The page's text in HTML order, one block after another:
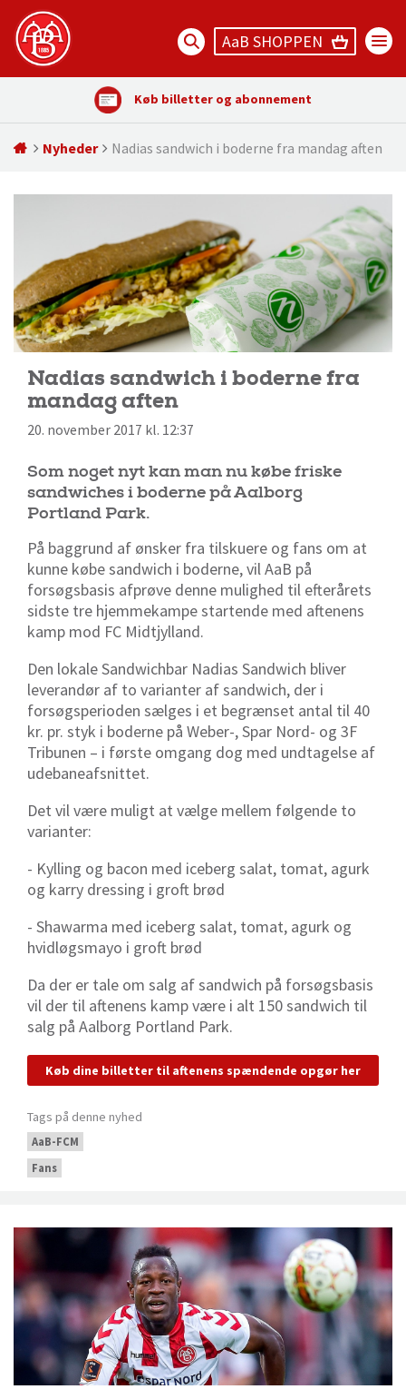
AaB SHOPPEN
Køb billetter og abonnement
Nyheder Nadias sandwich i boderne fra mandag aften
Nadias sandwich i boderne fra
mandag aften
20. november 2017 kl. 12:37
Som noget nyt kan man nu købe friske
sandwiches i boderne på Aalborg
Portland Park.
På baggrund af ønsker fra tilskuere og fans om at
kunne købe sandwich i boderne, vil AaB på
forsøgsbasis afprøve denne mulighed til efterårets
sidste tre hjemmekampe startende med aftenens
kamp mod FC Midtjylland.
Den lokale Sandwichbar Nadias Sandwich bliver
leverandør af to varianter af sandwich, der i
forsøgsperioden sælges i et begrænset antal til 40
kr. pr. styk i boderne på Weber-, Spar Nord- og 3F
Tribunen – i første omgang dog med undtagelse af
udebaneafsnittet.
Det vil være muligt at vælge mellem følgende to
varianter:
- Kylling og bacon med iceberg salat, tomat, agurk
og karry dressing i groft brød
- Shawarma med iceberg salat, tomat, agurk og
hvidløgsmayo i groft brød
Da der er tale om salg af sandwich på forsøgsbasis
vil der til aftenens kamp være i alt 150 sandwich til
salg på Aalborg Portland Park.
Køb dine billetter til aftenens spændende opgør her
Tags på denne nyhed
AaB-FCM
Fans